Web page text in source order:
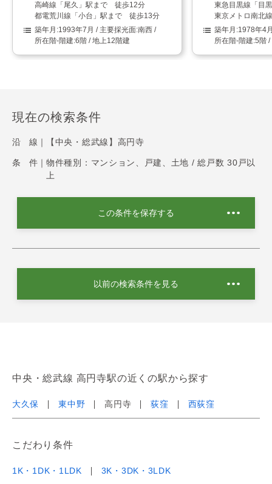
高崎線「尾久」駅まで 徒歩12分
都電荒川線「小台」駅まで 徒歩13分
1993年7月
南西
6階 / 地上12階建
東急目黒線「目
東京メトロ南北
1978年4
5階 /
現在の検索条件
沿 線｜ 【中央・総武線】高円寺
条 件｜ 物件種別：マンション、戸建、土地 / 総戸数 30戸以
上
この条件を保存する
以前の検索条件を見る
中央・総武線 高円寺駅の近くの駅から探す
大久保 東中野 高円寺 荻窪 西荻窪
こだわり条件
1K・1DK・1LDK 3K・3DK・3LDK